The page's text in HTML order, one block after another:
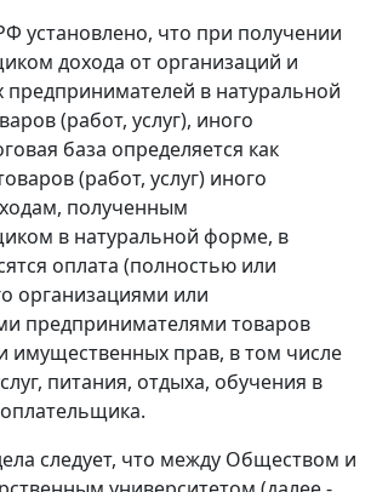
установлено, что при получении
дохода от организаций и
предпринимателей в натуральной
(работ, услуг), иного
база определяется как
(работ, услуг) иного
полученным
в натуральной форме, в
оплата (полностью или
организациями или
предпринимателями товаров
имущественных прав, в том числе
питания, отдыха, обучения в
следует, что между Обществом и